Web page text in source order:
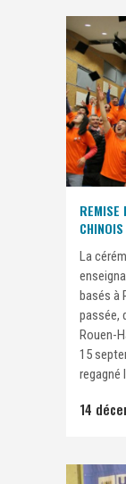
REMISE
La
basés à
passée,
Rouen-
15
regagné
14